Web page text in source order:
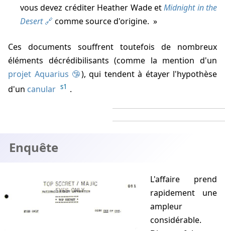
vous devez créditer Heather Wade etMidnight in the
Desert
comme source d'origine.
Ces documents souffrent toutefois de nombreux
éléments décrédibilisants (comme la mention d'un
projet Aquarius
), qui tendent à étayer l'hypothèse
d'un canular s1 .
Enquête
L'affaire prend
rapidement une
ampleur
considérable.